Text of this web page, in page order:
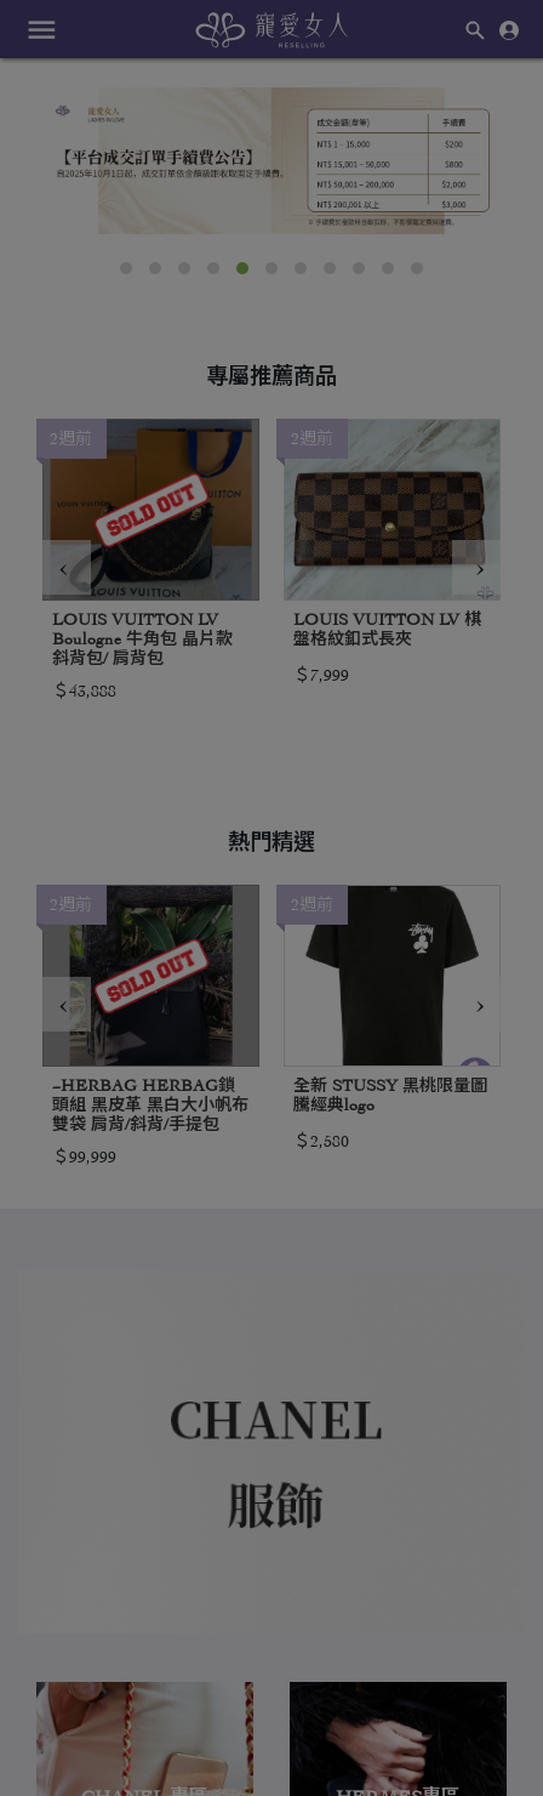
menu
專屬推薦商品
2週前
LOUIS VUITTON LV
Boulogne 牛角包 晶片款
斜背包/ 肩背包
＄43,888
2週前
LOUIS VUITTON LV 棋
盤格紋釦式長夾
＄7,999
‹ ›
熱門精選
2週前
~HERBAG HERBAG鎖
頭組 黑皮革 黑白大小帆布
雙袋 肩背/斜背/手提包
＄99,999
2週前
全新 STUSSY 黑桃限量圖
騰經典logo
＄2,580
‹ ›